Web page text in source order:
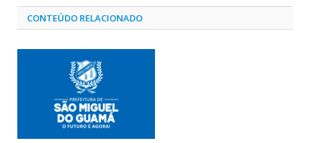
CONTEÚDO RELACIONADO